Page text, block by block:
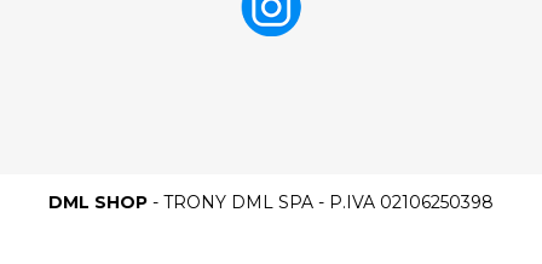
DML SHOP - TRONY DML SPA - P.IVA 02106250398